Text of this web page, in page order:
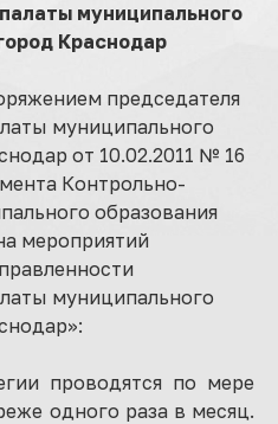
муниципального
Краснодар
председателя
муниципального
от 10.02.2011 № 16
Контрольно-
образования
мероприятий
муниципального
проводятся по мере
одного раза в месяц.